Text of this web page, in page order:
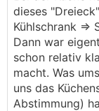
dieses
Kühlschrank =>
Dann war
schon relativ
macht. Was
uns das
Abstimmung)